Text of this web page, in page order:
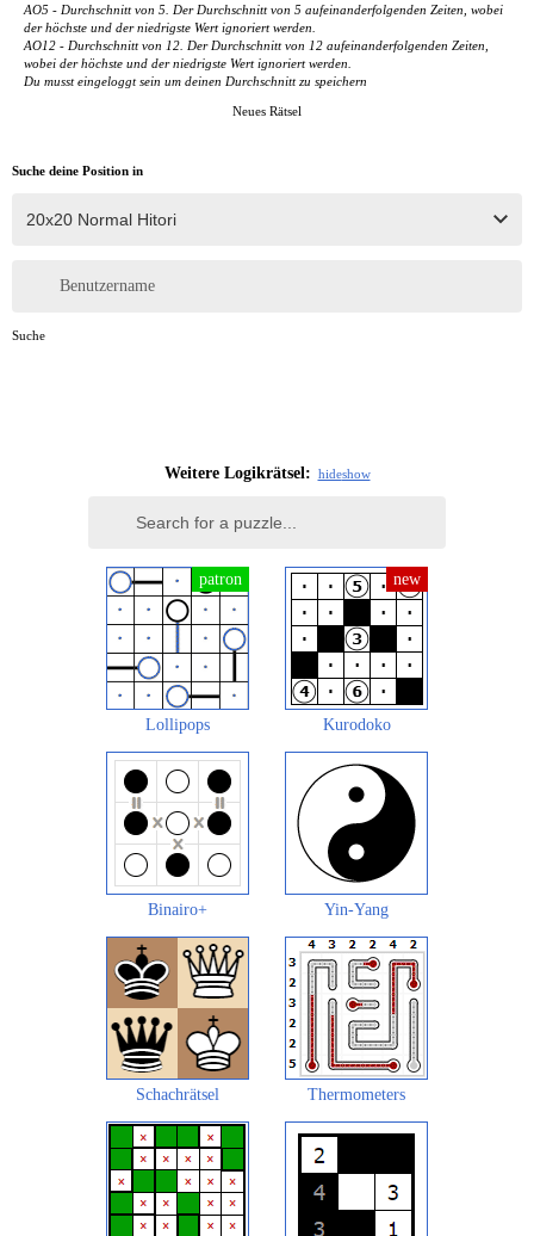
AO5 - Durchschnitt von 5. Der Durchschnitt von 5 aufeinanderfolgenden Zeiten, wobei
der höchste und der niedrigste Wert ignoriert werden.
AO12 - Durchschnitt von 12. Der Durchschnitt von 12 aufeinanderfolgenden Zeiten,
wobei der höchste und der niedrigste Wert ignoriert werden.
Du musst eingeloggt sein um deinen Durchschnitt zu speichern
Neues Rätsel
Suche deine Position in
Benutzername
Suche
Weitere Logikrätsel: hideshow
Lollipops Kurodoko
Binairo+ Yin-Yang
Schachrätsel Thermometers